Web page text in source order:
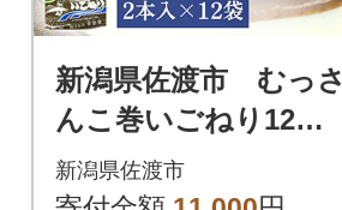
新潟県佐渡市 むっさ
んこ巻いごねり12個
セット
新潟県佐渡市